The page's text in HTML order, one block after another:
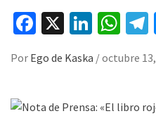
Facebook
X
Por Ego de Kaska /octubre